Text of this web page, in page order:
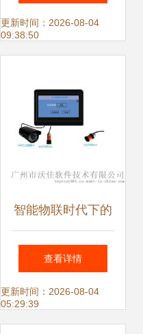
字化赋能本地企业
更新时间：2026-08-04
09:38:50
智能物联时代下的
高效计数解决方案
VG 322联网型计数
查看详情
更新时间：2026-08-04
05:29:39